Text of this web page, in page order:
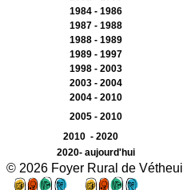
1984 - 1986
1987 - 1988
1988 - 1989
1989 - 1997
1998 - 2003
2003 - 2004
2004 - 2010
2005 - 2010
2010 - 2020
2020- aujourd'hui
© 2026 Foyer Rural de Vétheuil